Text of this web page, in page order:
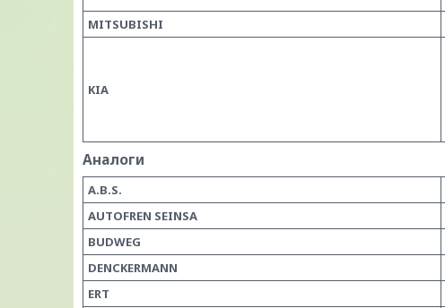
MITSUBISHI
KIA
Аналоги
A.B.S.
AUTOFREN SEINSA
BUDWEG
DENCKERMANN
ERT